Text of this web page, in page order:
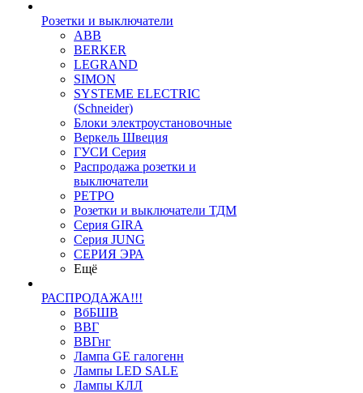
Розетки и выключатели
ABB
BERKER
LEGRAND
SIMON
SYSTEME ELECTRIC
(Schneider)
Блоки электроустановочные
Веркель Швеция
ГУСИ Серия
Распродажа розетки и
выключатели
РЕТРО
Розетки и выключатели ТДМ
Серия GIRA
Серия JUNG
СЕРИЯ ЭРА
Ещё
РАСПРОДАЖА!!!
ВбБШВ
ВВГ
ВВГнг
Лампа GE галогенн
Лампы LED SALE
Лампы КЛЛ